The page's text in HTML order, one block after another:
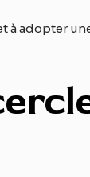
adopter